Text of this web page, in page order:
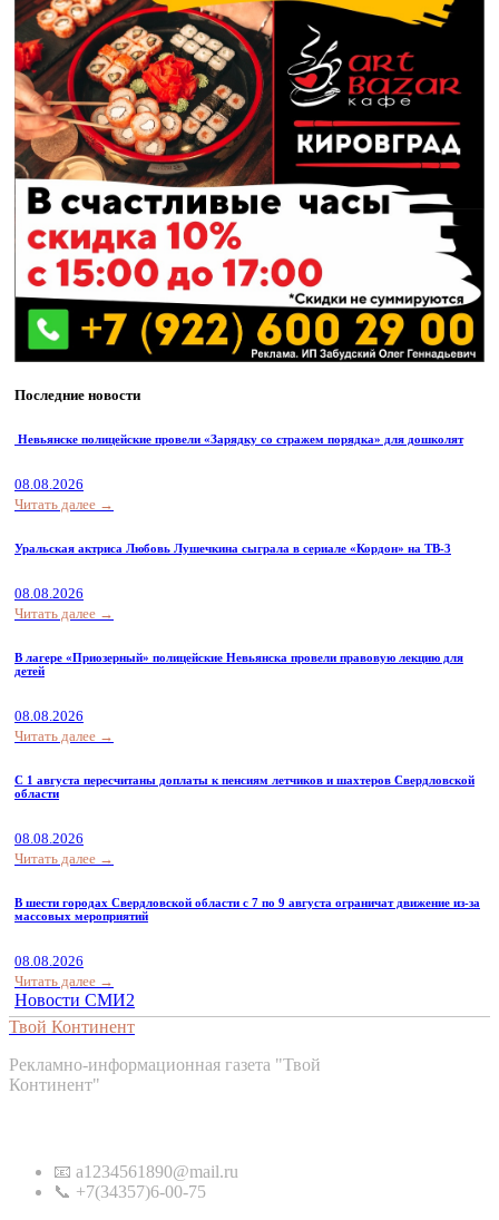
Последние новости
Невьянске полицейские провели «Зарядку со стражем порядка» для дошколят
08.08.2026
Читать далее →
Уральская актриса Любовь Лушечкина сыграла в сериале «Кордон» на ТВ-3
08.08.2026
Читать далее →
В лагере «Приозерный» полицейские Невьянска провели правовую лекцию для
детей
08.08.2026
Читать далее →
С 1 августа пересчитаны доплаты к пенсиям летчиков и шахтеров Свердловской
области
08.08.2026
Читать далее →
В шести городах Свердловской области с 7 по 9 августа ограничат движение из-за
массовых мероприятий
08.08.2026
Читать далее →
Новости СМИ2
Твой Континент
Рекламно-информационная газета "Твой
Континент"
📧 a1234561890@mail.ru
📞 +7(34357)6-00-75